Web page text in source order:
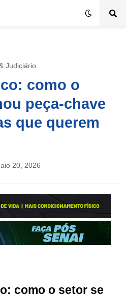
Judiciário
como o
peça-chave
que querem
20, 2026
como o setor se